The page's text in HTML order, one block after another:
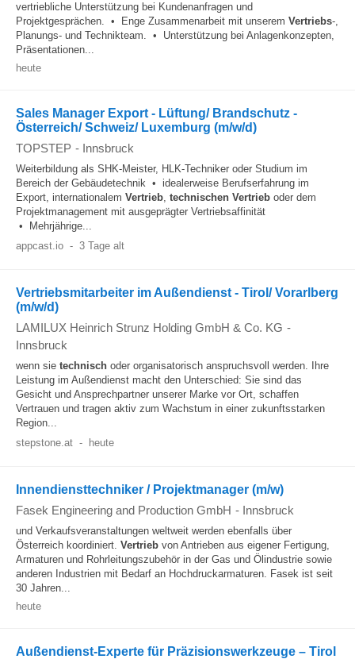
vertriebliche Unterstützung bei Kundenanfragen und
Projektgesprächen. • Enge Zusammenarbeit mit unserem Vertriebs-,
Planungs- und Technikteam. • Unterstützung bei Anlagenkonzepten,
Präsentationen...
heute
Sales Manager Export - Lüftung/ Brandschutz -
Österreich/ Schweiz/ Luxemburg (m/w/d)
TOPSTEP - Innsbruck
Weiterbildung als SHK-Meister, HLK-Techniker oder Studium im
Bereich der Gebäudetechnik • idealerweise Berufserfahrung im
Export, internationalem Vertrieb, technischen Vertrieb oder dem
Projektmanagement mit ausgeprägter Vertriebsaffinität
• Mehrjährige...
appcast.io - 3 Tage alt
Vertriebsmitarbeiter im Außendienst - Tirol/ Vorarlberg
(m/w/d)
LAMILUX Heinrich Strunz Holding GmbH & Co. KG -
Innsbruck
wenn sie technisch oder organisatorisch anspruchsvoll werden. Ihre
Leistung im Außendienst macht den Unterschied: Sie sind das
Gesicht und Ansprechpartner unserer Marke vor Ort, schaffen
Vertrauen und tragen aktiv zum Wachstum in einer zukunftsstarken
Region...
stepstone.at - heute
Innendiensttechniker / Projektmanager (m/w)
Fasek Engineering and Production GmbH - Innsbruck
und Verkaufsveranstaltungen weltweit werden ebenfalls über
Österreich koordiniert. Vertrieb von Antrieben aus eigener Fertigung,
Armaturen und Rohrleitungszubehör in der Gas und Ölindustrie sowie
anderen Industrien mit Bedarf an Hochdruckarmaturen. Fasek ist seit
30 Jahren...
heute
Außendienst-Experte für Präzisionswerkzeuge – Tirol